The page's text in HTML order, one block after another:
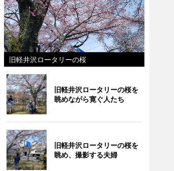
旧軽井沢ロータリーの桜
旧軽井沢ロータリーの桜を
眺めながら寛ぐ人たち
旧軽井沢ロータリーの桜を
眺め、撮影する夫婦